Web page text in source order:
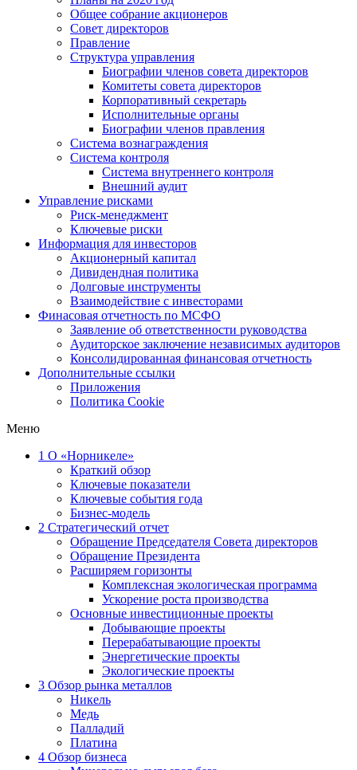
Общее собрание акционеров
Совет директоров
Правление
Структура управления
Биографии членов совета директоров
Комитеты совета директоров
Корпоративный секретарь
Исполнительные органы
Биографии членов правления
Система вознаграждения
Система контроля
Система внутреннего контроля
Внешний аудит
Управление рисками
Риск-менеджмент
Ключевые риски
Информация для инвесторов
Акционерный капитал
Дивидендная политика
Долговые инструменты
Взаимодействие с инвеcторами
Финасовая отчетность по МСФО
Заявление об ответственности руководства
Аудиторское заключение независимых аудиторов
Консолидированная финансовая отчетность
Дополнительные ссылки
Приложения
Политика Cookie
Меню
1 О «Норникеле»
Краткий обзор
Ключевые показатели
Ключевые события года
Бизнес-модель
2 Стратегический отчет
Обращение Председателя Совета директоров
Обращение Президента
Расширяем горизонты
Комплексная экологическая программа
Ускорение роста производства
Основные инвестиционные проекты
Добывающие проекты
Перерабатывающие проекты
Энергетические проекты
Экологические проекты
3 Обзор рынка металлов
Никель
Медь
Палладий
Платина
4 Обзор бизнеса